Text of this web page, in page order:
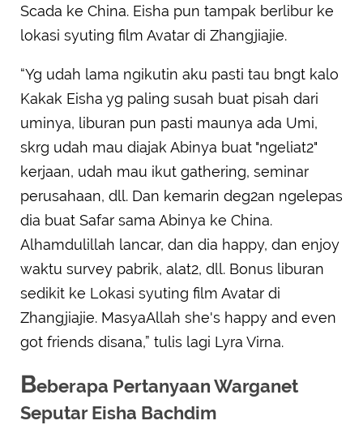
Scada ke China. Eisha pun tampak berlibur ke
lokasi syuting film Avatar di Zhangjiajie.
“Yg udah lama ngikutin aku pasti tau bngt kalo
Kakak Eisha yg paling susah buat pisah dari
uminya, liburan pun pasti maunya ada Umi,
skrg udah mau diajak Abinya buat "ngeliat2"
kerjaan, udah mau ikut gathering, seminar
perusahaan, dll. Dan kemarin deg2an ngelepas
dia buat Safar sama Abinya ke China.
Alhamdulillah lancar, dan dia happy, dan enjoy
waktu survey pabrik, alat2, dll. Bonus liburan
sedikit ke Lokasi syuting film Avatar di
Zhangjiajie. MasyaAllah she's happy and even
got friends disana,” tulis lagi Lyra Virna.
Beberapa Pertanyaan Warganet
Seputar Eisha Bachdim